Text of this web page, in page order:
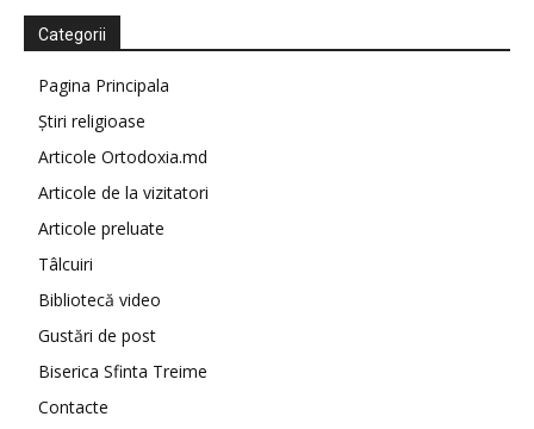
Categorii
Pagina Principala
Știri religioase
Articole Ortodoxia.md
Articole de la vizitatori
Articole preluate
Tâlcuiri
Bibliotecă video
Gustări de post
Biserica Sfinta Treime
Contacte